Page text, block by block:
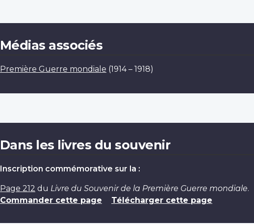
Médias associés
Première Guerre mondiale (1914 – 1918)
Dans les livres du souvenir
Inscription commémorative sur la :
Page 212 du Livre du Souvenir de la Première Guerre mondiale.
Commander cette page
Télécharger cette page